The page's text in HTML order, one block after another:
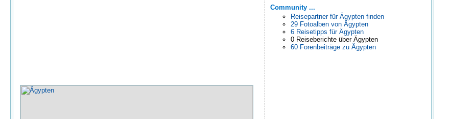
Community ...
Reisepartner für Ägypten finden
29 Fotoalben von Ägypten
6 Reisetipps für Ägypten
0 Reiseberichte über Ägypten
60 Forenbeiträge zu Ägypten